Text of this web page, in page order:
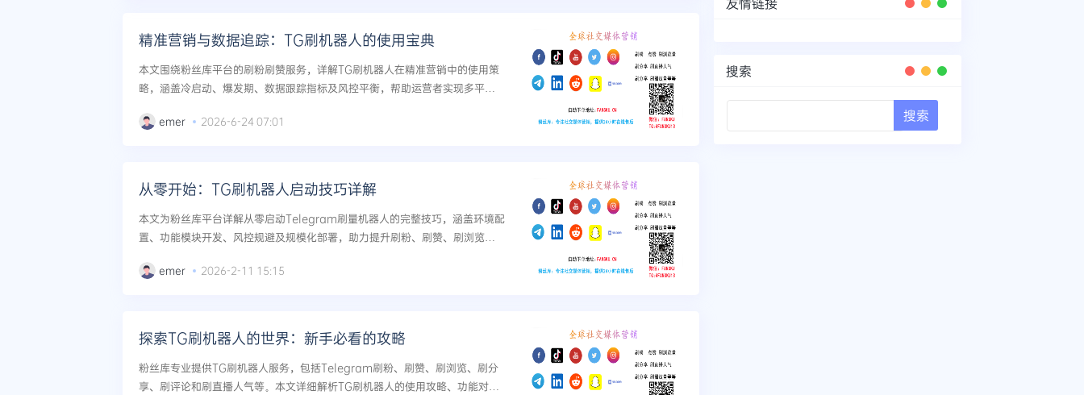
精准营销与数据追踪：TG刷机器人的使用宝典
本文围绕粉丝库平台的刷粉刷赞服务，详解TG刷机器人在精准营销中的使用策
略，涵盖冷启动、爆发期、数据跟踪指标及风控平衡，帮助运营者实现多平台
emer 2026-6-24 07:01
从零开始：TG刷机器人启动技巧详解
本文为粉丝库平台详解从零启动Telegram刷量机器人的完整技巧，涵盖环境配
置、功能模块开发、风控规避及规模化部署，助力提升刷粉、刷赞、刷浏览等
emer 2026-2-11 15:15
探索TG刷机器人的世界：新手必看的攻略
粉丝库专业提供TG刷机器人服务，包括Telegram刷粉、刷赞、刷浏览、刷分
享、刷评论和刷直播人气等。本文详细解析TG刷机器人的使用攻略、功能对比
搜索